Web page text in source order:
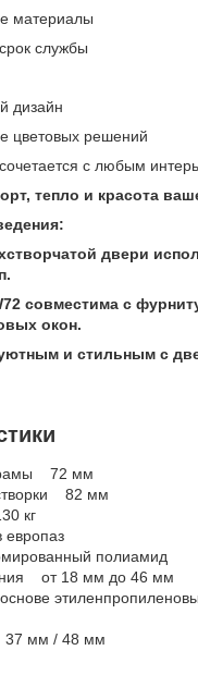
материалы
службы
дизайн
цветовых решений
с любым
тепло и красота
двери
совместима с
окон.
и стильным с
рамы 72 мм
82 мм
кг
полиамид
от 18 мм до 46 мм
мм / 48 мм